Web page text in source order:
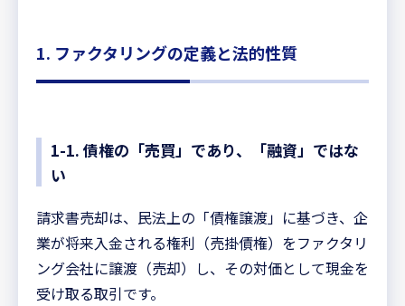
1. ファクタリングの定義と法的性質
1-1. 債権の「売買」であり、「融資」ではな
い
請求書売却は、民法上の「債権譲渡」に基づき、企
業が将来入金される権利（売掛債権）をファクタリ
ング会社に譲渡（売却）し、その対価として現金を
受け取る取引です。